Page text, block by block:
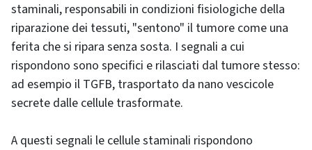
staminali, responsabili in condizioni fisiologiche della
riparazione dei tessuti, "sentono" il tumore come una
ferita che si ripara senza sosta. I segnali a cui
rispondono sono specifici e rilasciati dal tumore stesso:
ad esempio il TGFB, trasportato da nano vescicole
secrete dalle cellule trasformate.
A questi segnali le cellule staminali rispondono